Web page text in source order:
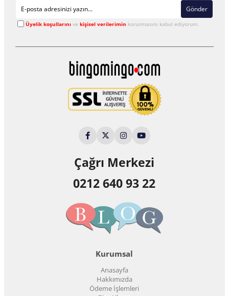
Gönder
Üyelik koşullarınıve kişisel verilerimin korunmasını kabul ediyorum.
Çağrı Merkezi
0212 640 93 22
Kurumsal
Anasayfa
Hakkımızda
Ödeme İşlemleri